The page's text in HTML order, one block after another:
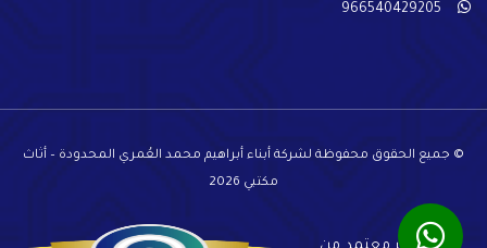
966540429205
© جميع الحقوق محفوظة لشركة أبناء أبراهيم محمد العُمري المحدودة – أثاث
مكتبي 2026